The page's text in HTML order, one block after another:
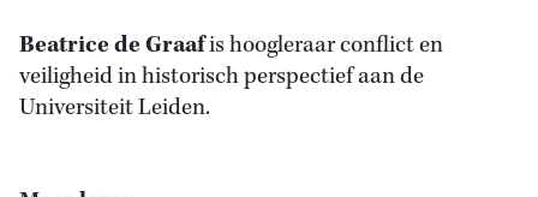
Beatrice de Graafis hoogleraar conflict en
veiligheid in historisch perspectief aan de
Universiteit Leiden.